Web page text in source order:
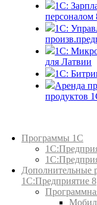
1C:
персоналом
1C:
1С:
для Латвии
1C:
Аренда
продуктов
Программы 1С
Дополнительные
1С:Предприятие 8